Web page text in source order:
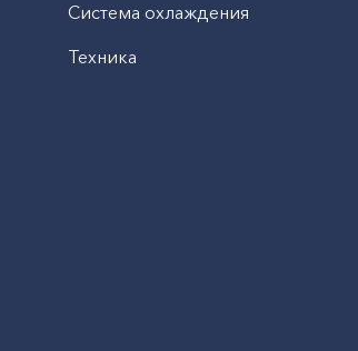
Система охлаждения
Техника